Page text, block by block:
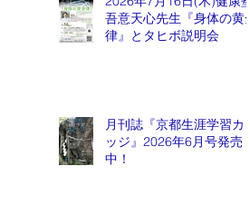
吾意天心先生『身体の黄金
律』とタヒボ説明会
月刊誌『京都生涯学習カレ
ッジ』2026年6月号発売
中！